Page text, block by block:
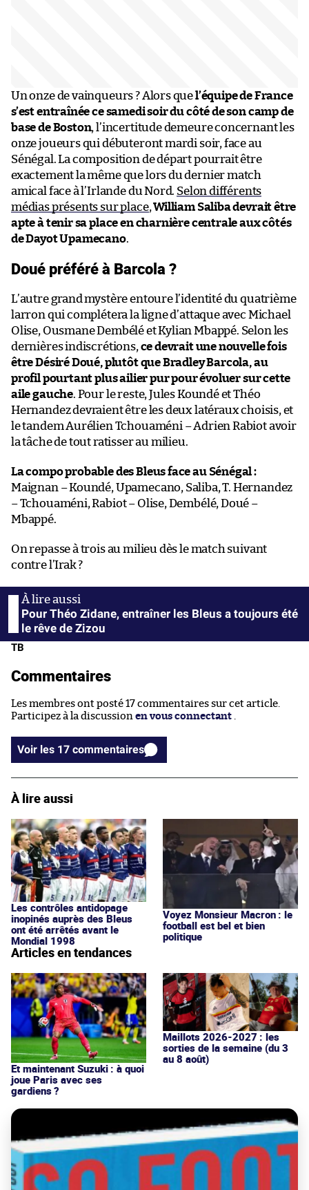
Un onze de vainqueurs ? Alors quel’équipe de France
s’est entraînée ce samedi soir du côté de son camp de
base de Boston, l’incertitude demeure concernant les
onze joueurs qui débuteront mardi soir, face au
Sénégal. La composition de départ pourrait être
exactement la même que lors du dernier match
amical face à l’Irlande du Nord. Selon différents
médias présents sur place,William Saliba devrait être
apte à tenir sa place en charnière centrale aux côtés
de Dayot Upamecano.
Doué préféré à Barcola ?
L’autre grand mystère entoure l’identité du quatrième
larron qui complétera la ligne d’attaque avec Michael
Olise, Ousmane Dembélé et Kylian Mbappé. Selon les
dernières indiscrétions, ce devrait une nouvelle fois
être Désiré Doué, plutôt que Bradley Barcola, au
profil pourtant plus ailier pur pour évoluer sur cette
aile gauche. Pour le reste, Jules Koundé et Théo
Hernandez devraient être les deux latéraux choisis, et
le tandem Aurélien Tchouaméni – Adrien Rabiot avoir
la tâche de tout ratisser au milieu.
La compo probable des Bleus face au Sénégal :
Maignan – Koundé, Upamecano, Saliba, T. Hernandez
– Tchouaméni, Rabiot – Olise, Dembélé, Doué –
Mbappé.
On repasse à trois au milieu dès le match suivant
contre l’Irak ?
Pour Théo Zidane, entraîner les Bleus a toujours été
le rêve de Zizou
TB
Commentaires
Les membres ont posté 17 commentaires sur cet article.
Participez à la discussion en vous connectant
Voir les 17 commentaires
À lire aussi
Les contrôles antidopage
inopinés auprès des Bleus
ont été arrêtés avant le
Mondial 1998
Voyez Monsieur Macron : le
football est bel et bien
politique
Articles en tendances
Et maintenant Suzuki : à quoi
joue Paris avec ses
gardiens ?
Maillots 2026-2027 : les
sorties de la semaine (du 3
au 8 août)